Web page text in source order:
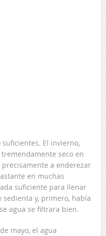
El invierno,
seco en
precisamente a enderezar
en muchas
suficiente para llenar
sedienta y, primero, había
agua se filtrara bien.
mayo, el agua